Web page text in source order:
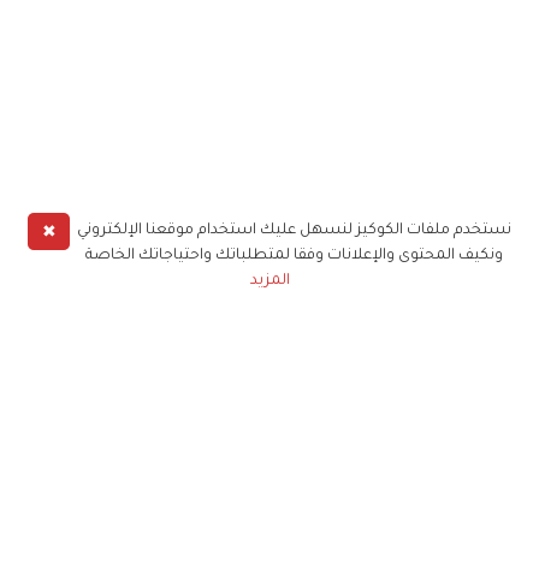
✖
نستخدم ملفات الكوكيز لنسهل عليك استخدام موقعنا الإلكتروني
ونكيف المحتوى والإعلانات وفقا لمتطلباتك واحتياجاتك الخاصة
المزيد